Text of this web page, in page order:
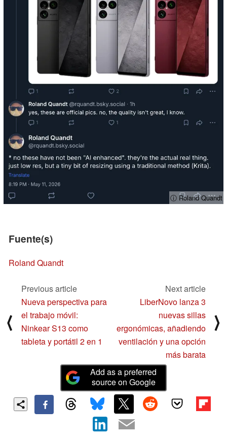
ⓘ Roland Quandt
Fuente(s)
Roland Quandt
⟨
Previous article
Nueva perspectiva para
el trabajo móvil:
Ninkear S13 como
tableta y portátil 2 en 1
Next article
LiberNovo lanza 3
nuevas sillas
ergonómicas, añadiendo
ventilación y una opción
más barata
⟩
Add as a preferred
source on Google